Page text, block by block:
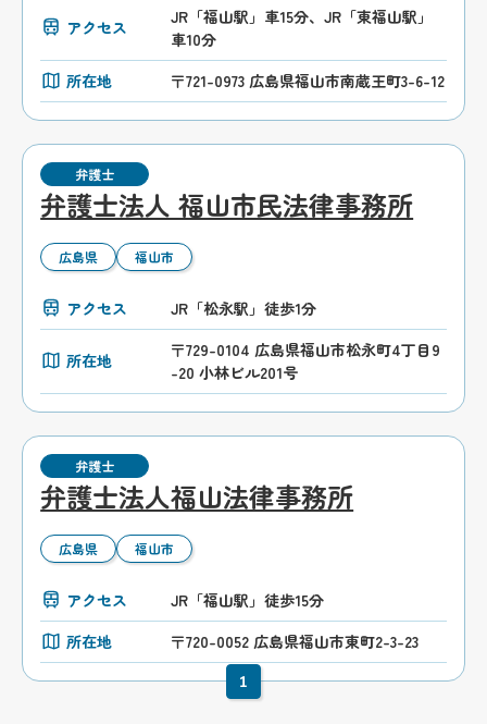
アクセス
JR「福山駅」車15分、JR「東福山駅」
車10分
所在地
〒721-0973 広島県福山市南蔵王町3-6-12
弁護士
弁護士法人 福山市民法律事務所
広島県 福山市
アクセス JR「松永駅」徒歩1分
所在地
〒729-0104 広島県福山市松永町4丁目9
-20 小林ビル201号
弁護士
弁護士法人福山法律事務所
広島県 福山市
アクセス
JR「福山駅」徒歩15分
所在地
〒720-0052 広島県福山市東町2-3-23
1